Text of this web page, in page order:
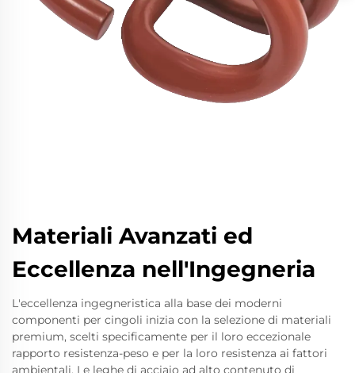
Materiali Avanzati ed
Eccellenza nell'Ingegneria
L'eccellenza ingegneristica alla base dei moderni
componenti per cingoli inizia con la selezione di materiali
premium, scelti specificamente per il loro eccezionale
rapporto resistenza-peso e per la loro resistenza ai fattori
ambientali. Le leghe di acciaio ad alto contenuto di